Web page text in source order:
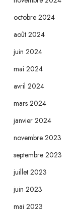
octobre 2024
août 2024
juin 2024
mai 2024
avril 2024
mars 2024
janvier 2024
novembre 2023
septembre 2023
juillet 2023
juin 2023
mai 2023